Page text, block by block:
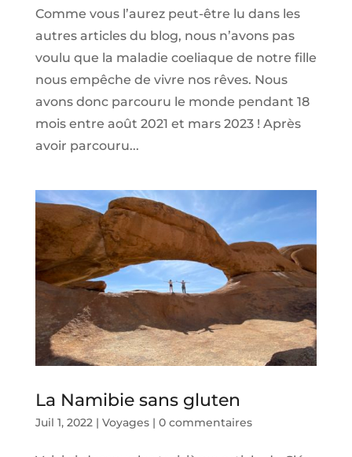
Comme vous l’aurez peut-être lu dans les
autres articles du blog, nous n’avons pas
voulu que la maladie coeliaque de notre fille
nous empêche de vivre nos rêves. Nous
avons donc parcouru le monde pendant 18
mois entre août 2021 et mars 2023 ! Après
avoir parcouru...
La Namibie sans gluten
Juil 1, 2022| Voyages| 0 commentaires